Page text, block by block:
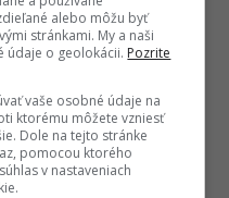
alebo môžu byť
stránkami. My a naši
údaje o geolokácii. Pozrite
vaše osobné údaje na
ktorému môžete vzniesť
Dole na tejto stránke
pomocou ktorého
v nastaveniach